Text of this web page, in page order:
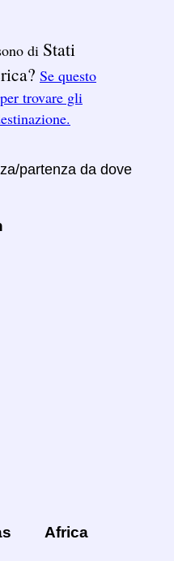
di Stati
Se questo
trovare gli
partenza da dove
Africa